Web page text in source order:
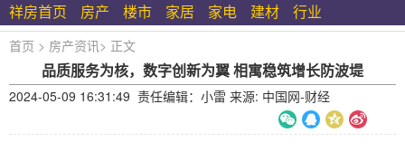
祥房首页 房产 楼市 家居 家电 建材 行业
首页 > 房产资讯> 正文
品质服务为核，数字创新为翼 相寓稳筑增长防波堤
2024-05-09 16:31:49 责任编辑：小雷 来源: 中国网-财经